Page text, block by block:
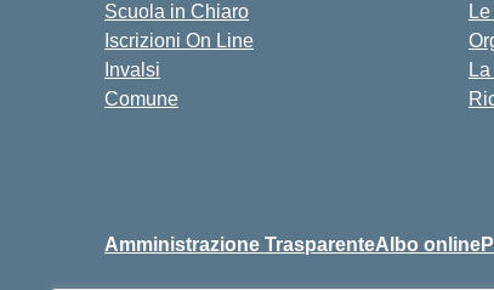
Scuola in Chiaro
Iscrizioni On Line
Invalsi
Comune
Amministrazione TrasparenteAlbo online